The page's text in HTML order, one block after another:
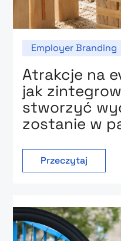
Employer Branding
Atrakcje na
jak
stworzyć
zostanie w
Przeczytaj